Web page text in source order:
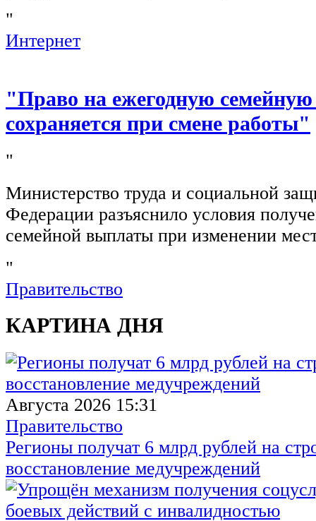
"
Интернет
"Право на ежегодную
сохраняется при смене работы"
"
Министерство труда и социальной
Федерации разъяснило условия
семейной выплаты при изменении
"
Правительство
КАРТИНА ДНЯ
Августа 2026 15:31
Правительство
Регионы получат 6 млрд рублей на
восстановление медучреждений